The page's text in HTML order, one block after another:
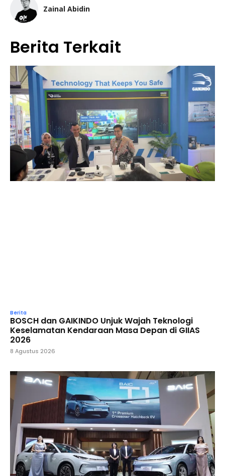
Zainal Abidin
Berita Terkait
Berita
BOSCH dan GAIKINDO Unjuk Wajah Teknologi
Keselamatan Kendaraan Masa Depan di GIIAS
2026
8 Agustus 2026